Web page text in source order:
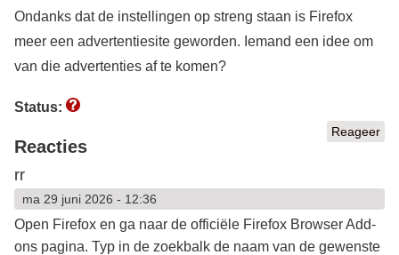
Ondanks dat de instellingen op streng staan is Firefox
meer een advertentiesite geworden. Iemand een idee om
van die advertenties af te komen?
Status:
Reageer
Reacties
rr
ma 29 juni 2026 - 12:36
Open Firefox en ga naar de officiële Firefox Browser Add-
ons pagina. Typ in de zoekbalk de naam van de gewenste